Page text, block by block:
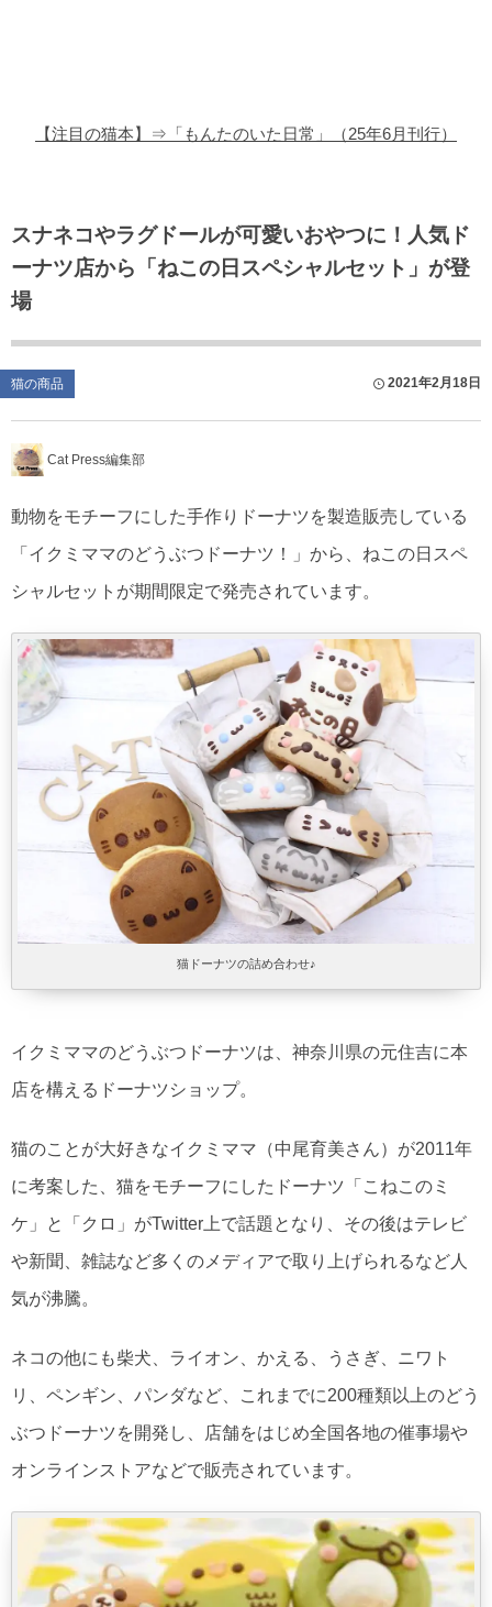
【注目の猫本】⇒「もんたのいた日常」（25年6月刊行）
スナネコやラグドールが可愛いおやつに！人気ド
ーナツ店から「ねこの日スペシャルセット」が登
場
猫の商品 2021年2月18日
Cat Press編集部
動物をモチーフにした手作りドーナツを製造販売している
「イクミママのどうぶつドーナツ！」から、ねこの日スペ
シャルセットが期間限定で発売されています。
猫ドーナツの詰め合わせ♪
イクミママのどうぶつドーナツは、神奈川県の元住吉に本
店を構えるドーナツショップ。
猫のことが大好きなイクミママ（中尾育美さん）が2011年
に考案した、猫をモチーフにしたドーナツ「こねこのミ
ケ」と「クロ」がTwitter上で話題となり、その後はテレビ
や新聞、雑誌など多くのメディアで取り上げられるなど人
気が沸騰。
ネコの他にも柴犬、ライオン、かえる、うさぎ、ニワト
リ、ペンギン、パンダなど、これまでに200種類以上のどう
ぶつドーナツを開発し、店舗をはじめ全国各地の催事場や
オンラインストアなどで販売されています。
猫のゲーム・アプリ